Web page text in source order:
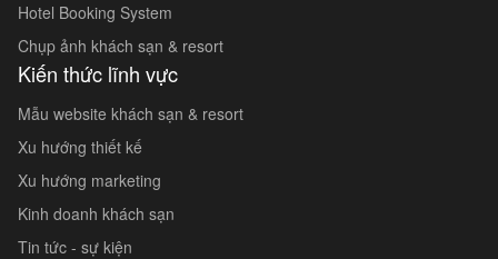
Hotel Booking System
Chụp ảnh khách sạn & resort
Kiến thức lĩnh vực
Mẫu website khách sạn & resort
Xu hướng thiết kế
Xu hướng marketing
Kinh doanh khách sạn
Tin tức - sự kiện